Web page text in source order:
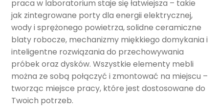
praca w laboratorium staje się łatwiejsza – takie
jak zintegrowane porty dla energii elektrycznej,
wody i sprężonego powietrza, solidne ceramiczne
blaty robocze, mechanizmy miękkiego domykania i
inteligentne rozwiązania do przechowywania
próbek oraz dysków. Wszystkie elementy mebli
można ze sobą połączyć i zmontować na miejscu –
tworząc miejsce pracy, które jest dostosowane do
Twoich potrzeb.